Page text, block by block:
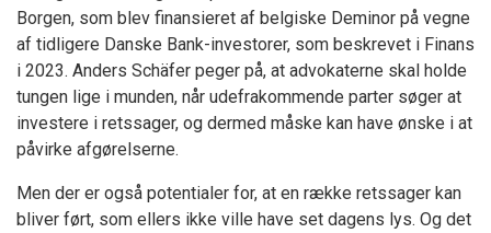
Borgen, som blev finansieret af belgiske Deminor på vegne
af tidligere Danske Bank-investorer, som beskrevet i Finans
i 2023. Anders Schäfer peger på, at advokaterne skal holde
tungen lige i munden, når udefrakommende parter søger at
investere i retssager, og dermed måske kan have ønske i at
påvirke afgørelserne.
Men der er også potentialer for, at en række retssager kan
bliver ført, som ellers ikke ville have set dagens lys. Og det